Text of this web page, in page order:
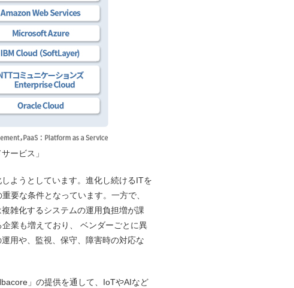
ービス」
ようとしています。進化し続けるITを
要な条件となっています。一方で、
雑化するシステムの運用負担増が課
業も増えており、 ベンダーごとに異
用や、監視、保守、障害時の対応な
」の提供を通して、IoTやAIなど